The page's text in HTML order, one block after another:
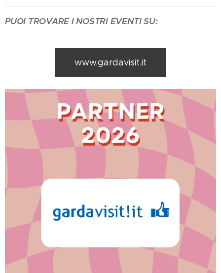
PUOI TROVARE I NOSTRI EVENTI SU:
www.gardavisit.it